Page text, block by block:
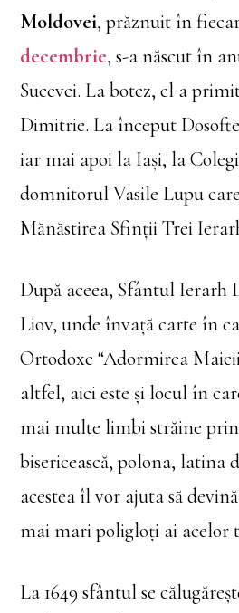
Moldovei, prăznuit în
decembrie, s-a născut în
Sucevei. La botez, el a
Dimitrie. La început
iar mai apoi la Iaşi, la
domnitorul Vasile Lupu
Mănăstirea Sfinţii Trei
După aceea, Sfântul Ierarh
Liov, unde învaţă carte în
Ortodoxe “Adormirea
altfel, aici este şi locul în
mai multe limbi străine
bisericească, polona, latina
acestea îl vor ajuta să
mai mari poligloţi ai acelor
La 1649 sfântul se